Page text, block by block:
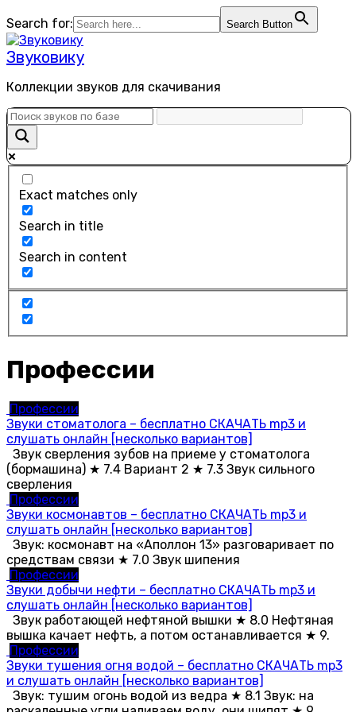
к
содержанию
Search for: Search Button
Звуковику
Коллекции звуков для скачивания
Exact matches only
Search in title
Search in content
Профессии
Профессии
Звуки стоматолога – бесплатно СКАЧАТЬ mp3 и
слушать онлайн [несколько вариантов]
Звук сверления зубов на приеме у стоматолога
(бормашина) ★ 7.4 Вариант 2 ★ 7.3 Звук сильного
сверления
Профессии
Звуки космонавтов – бесплатно СКАЧАТЬ mp3 и
слушать онлайн [несколько вариантов]
Звук: космонавт на «Аполлон 13» разговаривает по
средствам связи ★ 7.0 Звук шипения
Профессии
Звуки добычи нефти – бесплатно СКАЧАТЬ mp3 и
слушать онлайн [несколько вариантов]
Звук работающей нефтяной вышки ★ 8.0 Нефтяная
вышка качает нефть, а потом останавливается ★ 9.
Профессии
Звуки тушения огня водой – бесплатно СКАЧАТЬ mp3
и слушать онлайн [несколько вариантов]
Звук: тушим огонь водой из ведра ★ 8.1 Звук: на